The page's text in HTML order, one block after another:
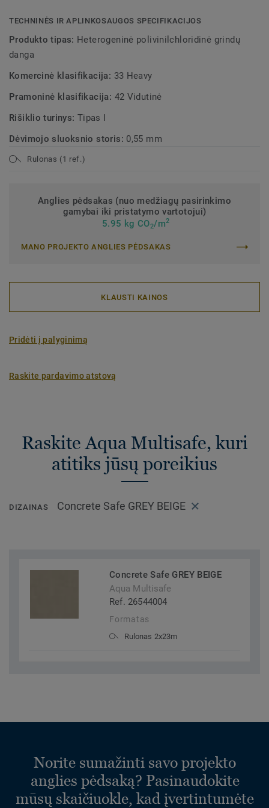
TECHNINĖS IR APLINKOSAUGOS SPECIFIKACIJOS
Produkto tipas: Heterogeninė polivinilchloridinė grindų
danga
Komercinė klasifikacija: 33 Heavy
Pramoninė klasifikacija: 42 Vidutinė
Rišiklio turinys: Tipas I
Dėvimojo sluoksnio storis: 0,55 mm
Rulonas (1 ref.)
Anglies pėdsakas (nuo medžiagų pasirinkimo
gamybai iki pristatymo vartotojui)
5.95 kg CO2/m2
MANO PROJEKTO ANGLIES PĖDSAKAS
KLAUSTI KAINOS
Pridėti į palyginimą
Raskite pardavimo atstovą
Raskite Aqua Multisafe, kuri
atitiks jūsų poreikius
DIZAINAS Concrete Safe GREY BEIGE
Concrete Safe GREY BEIGE
Aqua Multisafe
Ref. 26544004
Formatas
Rulonas 2x23m
Norite sumažinti savo projekto
anglies pėdsaką? Pasinaudokite
mūsų skaičiuokle, kad įvertintumėte